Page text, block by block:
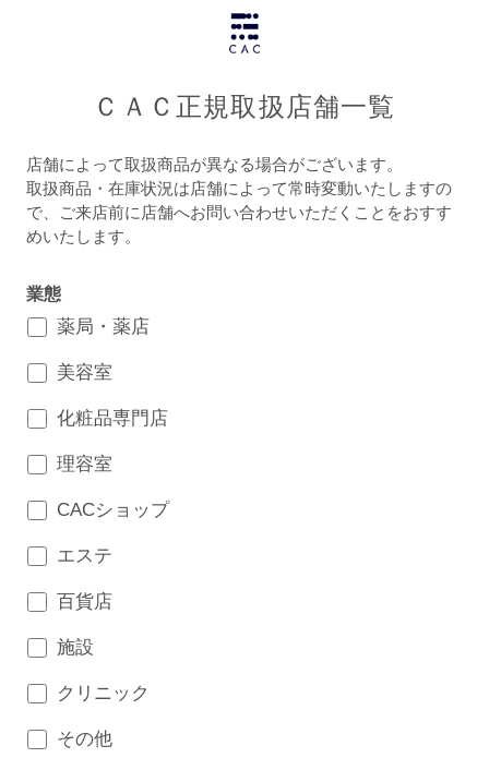
ＣＡＣ正規取扱店舗一覧
店舗によって取扱商品が異なる場合がございます。
取扱商品・在庫状況は店舗によって常時変動いたしますの
で、ご来店前に店舗へお問い合わせいただくことをおすす
めいたします。
業態
薬局・薬店
美容室
化粧品専門店
理容室
CACショップ
エステ
百貨店
施設
クリニック
その他